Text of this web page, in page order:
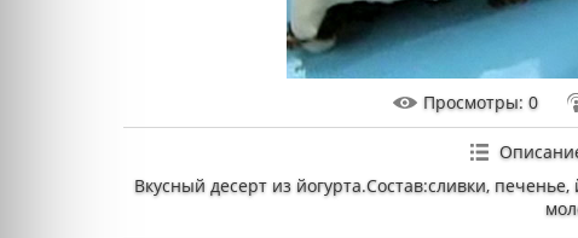
Просмотры: 0
Вкусный десерт из йогурта.Состав:сливки,